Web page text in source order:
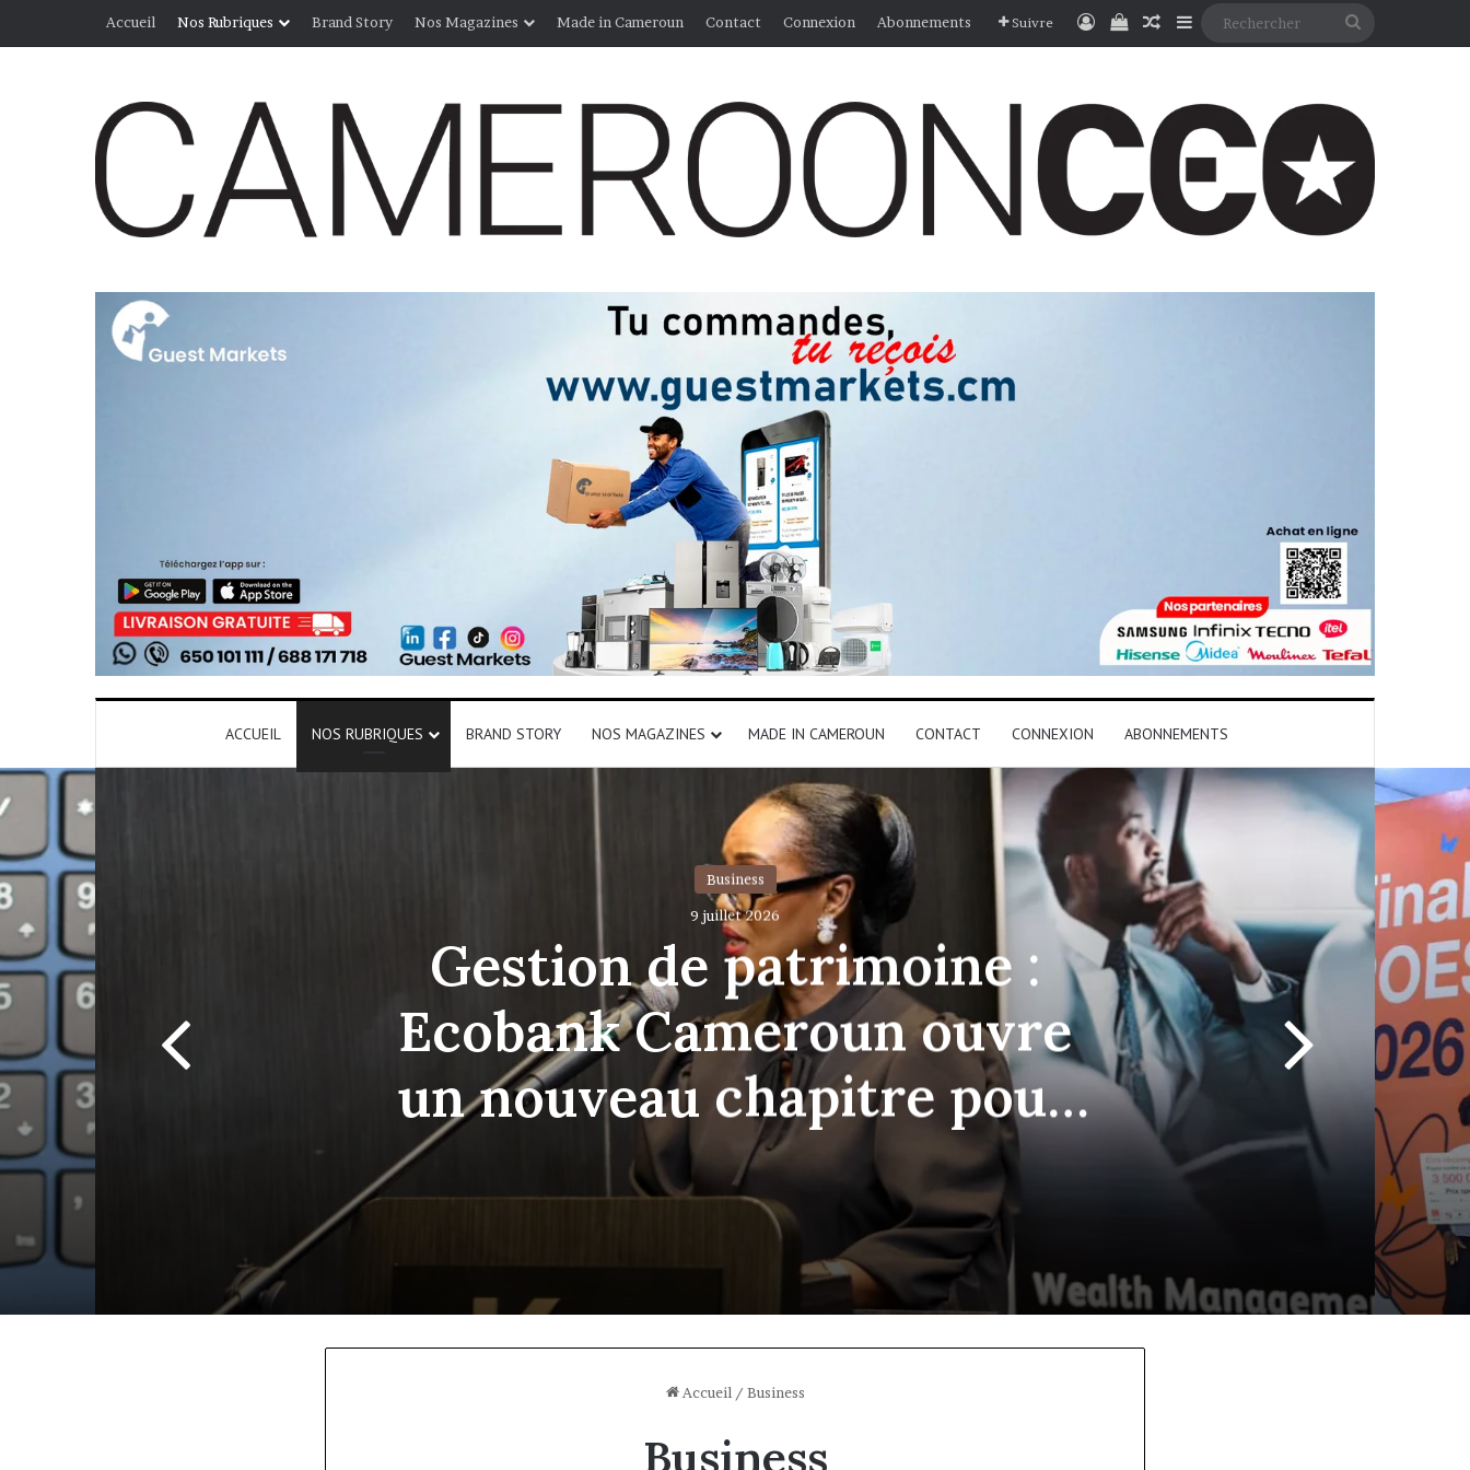
Accueil Nos Rubriques Brand Story Nos Magazines Made in Cameroun Contact Connexion Abonnements Suivre Connexion
Voir votre panier
Article Aléatoire
Sidebar (barre latérale)
ACCUEIL NOS RUBRIQUES BRAND STORY NOS MAGAZINES MADE IN CAMEROUN CONTACT CONNEXION ABONNEMENTS
Business
9 juillet 2026
Gestion de patrimoine :
Ecobank Cameroun ouvre
un nouveau chapitre pour
la banque privée en zone
CEMAC
Accueil / Business
Business